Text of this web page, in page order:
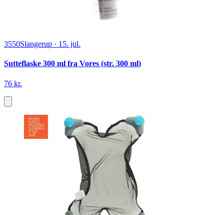
3550Slangerup · 15. jul.
Sutteflaske 300 ml fra Vores (str. 300 ml)
76 kr.